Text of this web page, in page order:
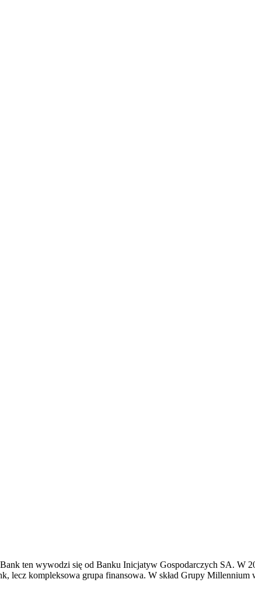
ten wywodzi się od Banku Inicjatyw Gospodarczych SA. W
lecz kompleksowa grupa finansowa. W skład Grupy Millennium